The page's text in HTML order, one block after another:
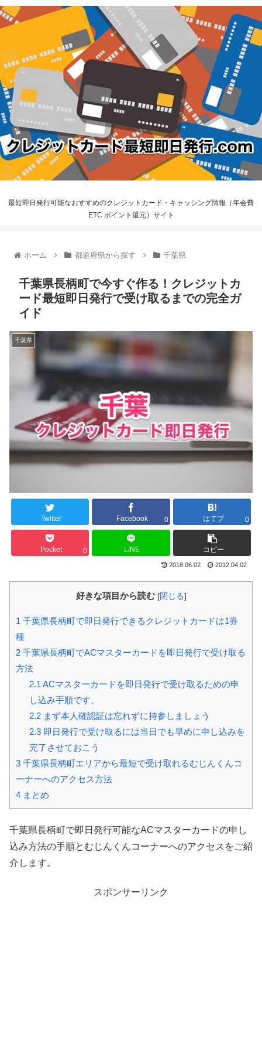
最短即日発行可能なおすすめのクレジットカード・キャッシング情報（年会費
ETC ポイント還元）サイト
ホーム 都道府県から探す 千葉県
千葉県長柄町で今すぐ作る！クレジットカ
ード最短即日発行で受け取るまでの完全ガ
イド
千葉県
Twitter Facebook 0 はてブ 0
Pocket 0 LINE コピー
2018.06.02 2012.04.02
好きな項目から読む [閉じる]
1 千葉県長柄町で即日発行できるクレジットカードは1券
種
2 千葉県長柄町でACマスターカードを即日発行で受け取る
方法
2.1 ACマスターカードを即日発行で受け取るための申
し込み手順です。
2.2まず本人確認証は忘れずに持参しましょう
2.3即日発行で受け取るには当日でも早めに申し込みを
完了させておこう
3 千葉県長柄町エリアから最短で受け取れるむじんくんコ
ーナーへのアクセス方法
4 まとめ
千葉県長柄町で即日発行可能なACマスターカードの申し
込み方法の手順とむじんくんコーナーへのアクセスをご紹
介します。
スポンサーリンク